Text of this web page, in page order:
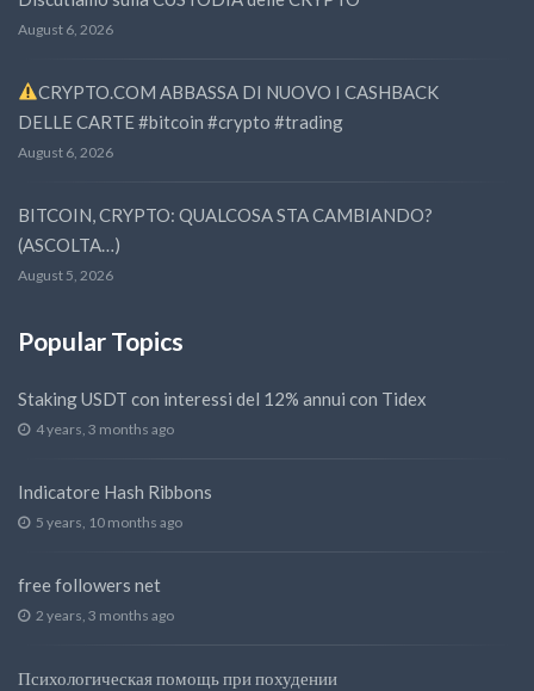
August 6, 2026
CRYPTO.COM ABBASSA DI NUOVO I CASHBACK
DELLE CARTE #bitcoin #crypto #trading
August 6, 2026
BITCOIN, CRYPTO: QUALCOSA STA CAMBIANDO?
(ASCOLTA…)
August 5, 2026
Popular Topics
Staking USDT con interessi del 12% annui con Tidex
4 years, 3 months ago
Indicatore Hash Ribbons
5 years, 10 months ago
free followers net
2 years, 3 months ago
Психологическая помощь при похудении